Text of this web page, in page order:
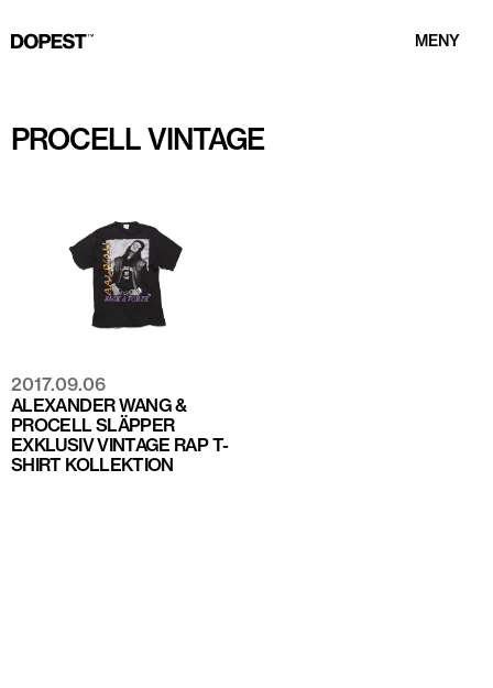
MENY
PROCELL VINTAGE
2017.09.06
ALEXANDER WANG &
PROCELL SLÄPPER
EXKLUSIV VINTAGE RAP T-
SHIRT KOLLEKTION